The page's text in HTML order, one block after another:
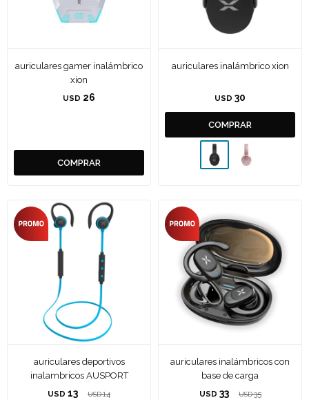
auriculares gamer inalámbrico
xion
USD 26
auriculares inalámbrico xion
USD 30
auriculares deportivos
inalambricos AUSPORT
USD 13 USD 14
auriculares inalámbricos con
base de carga
USD 33 USD 35